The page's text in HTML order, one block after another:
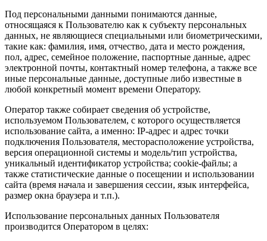
Под персональными данными понимаются данные,
относящаяся к Пользователю как к субъекту персональных
данных, не являющиеся специальными или биометрическими,
такие как: фамилия, имя, отчество, дата и место рождения,
пол, адрес, семейное положение, паспортные данные, адрес
электронной почты, контактный номер телефона, а также все
иные персональные данные, доступные либо известные в
любой конкретный момент времени Оператору.
Оператор также собирает сведения об устройстве,
используемом Пользователем, с которого осуществляется
использование сайта, а именно: IP-адрес и адрес точки
подключения Пользователя, месторасположение устройства,
версия операционной системы и модель/тип устройства,
уникальный идентификатор устройства; cookie-файлы; а
также статистические данные о посещении и использовании
сайта (время начала и завершения сессии, язык интерфейса,
размер окна браузера и т.п.).
Использование персональных данных Пользователя
производится Оператором в целях: